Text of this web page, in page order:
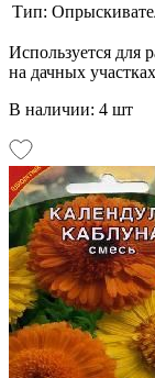
Тип:
Используется для
на дачных
В наличии: 4 шт